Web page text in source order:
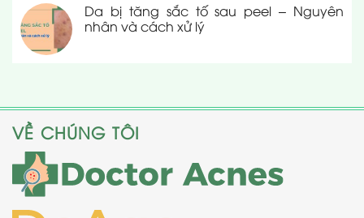
Da bị tăng sắc tố sau peel – Nguyên
nhân và cách xử lý
VỀ CHÚNG TÔI